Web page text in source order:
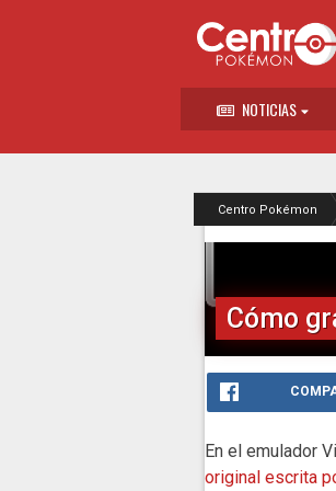
NOTICIAS
Centro Pokémon
Cómo
En el emulador
original escrita